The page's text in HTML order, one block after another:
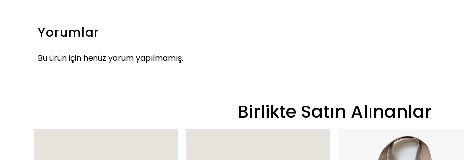
Yorumlar
Bu ürün için henüz yorum yapılmamış.
Birlikte Satın Alınanlar